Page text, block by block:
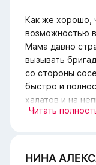
Как же хорошо,
возможностью
Мама давно
вызывать
со стороны
быстро и
халатов и на
не поняли, что
купировав
Читать
НИНА